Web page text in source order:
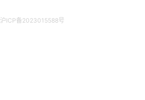
沪ICP备2023015588号